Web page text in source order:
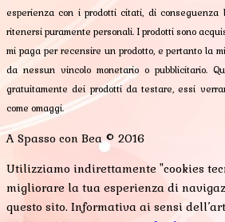
esperienza con i prodotti citati, di conseguenza
ritenersi puramente personali. I prodotti sono
mi paga per recensire un prodotto, e pertanto la
da nessun vincolo monetario o pubblicitario.
gratuitamente dei prodotti da testare, essi
come omaggi.
A Spasso con Bea © 2016
Utilizziamo indirettamente "cookies
migliorare la tua esperienza di
questo sito. Informativa ai sensi